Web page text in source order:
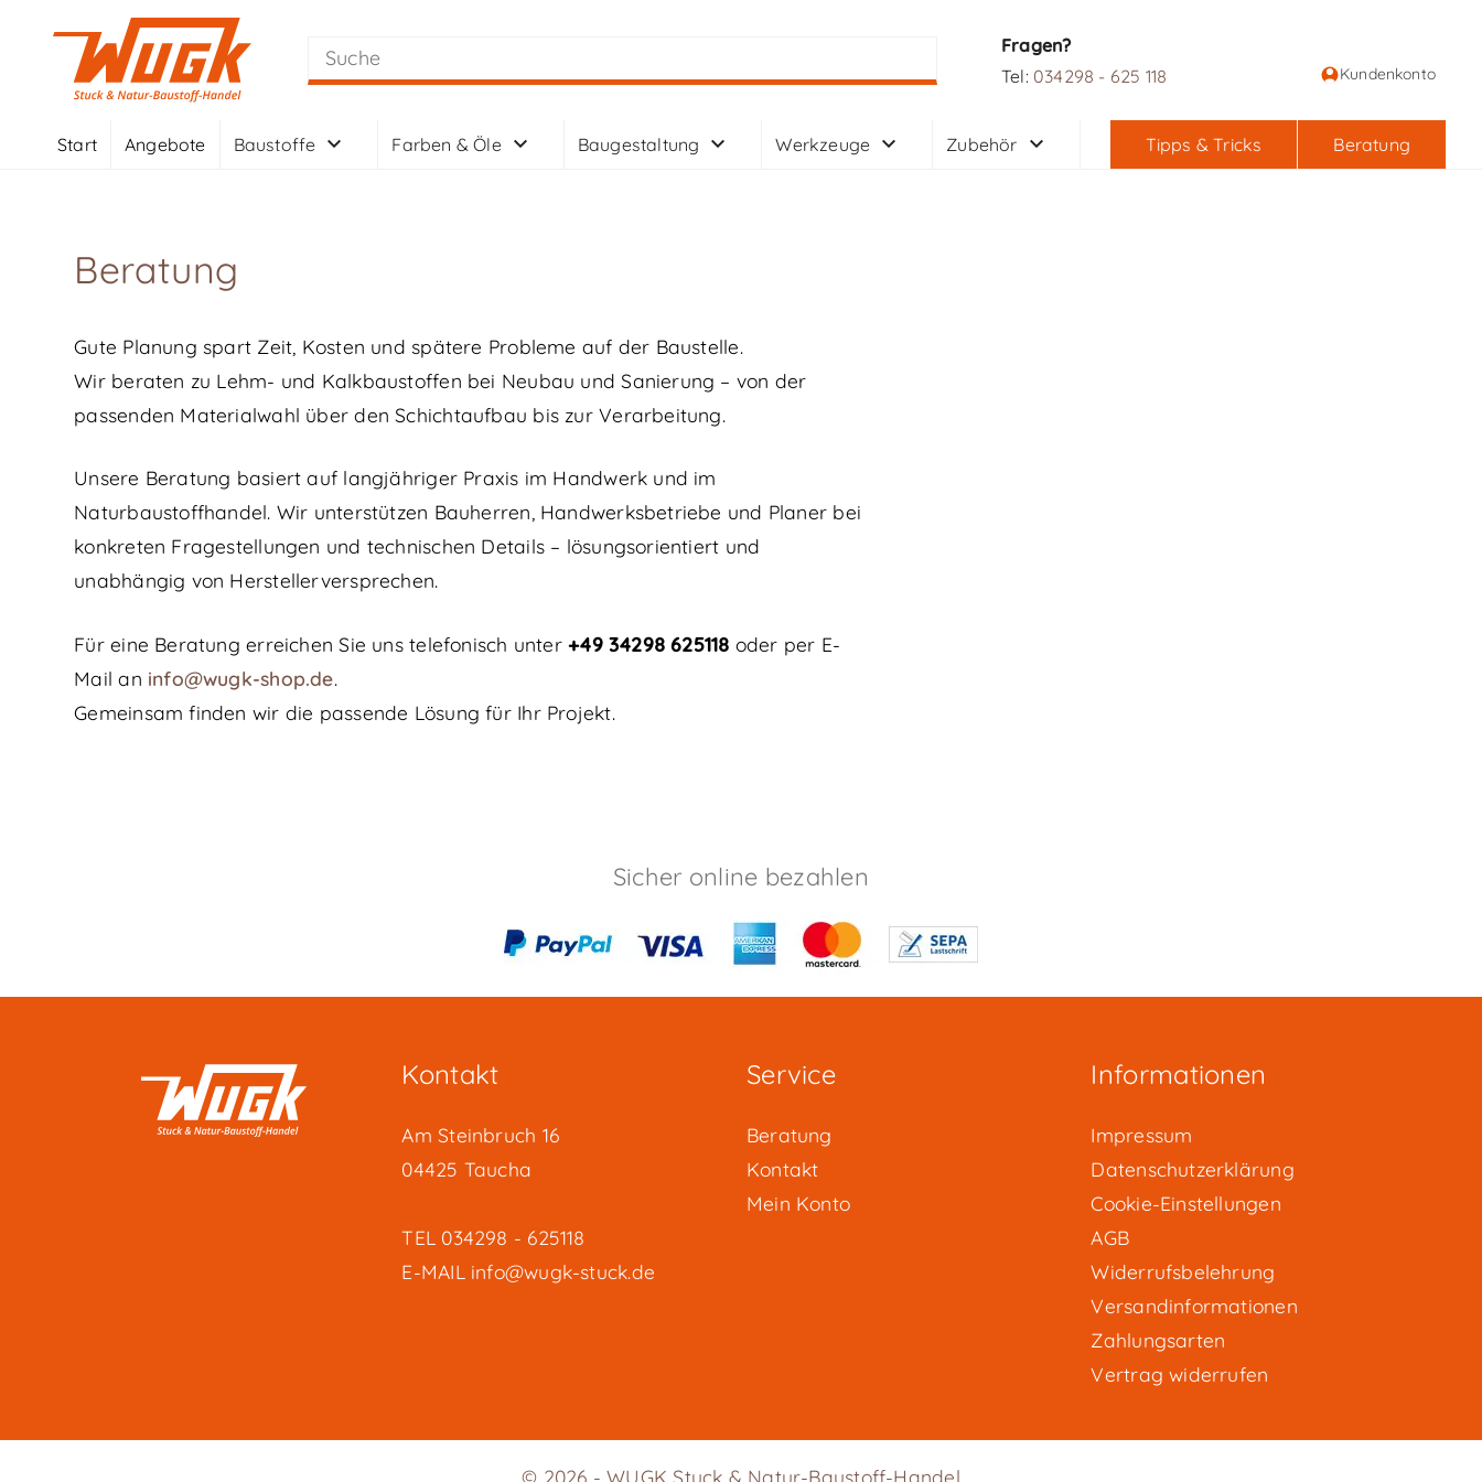
Kundenkonto
Fragen?
Tel: 034298 - 625 118
Start Angebote Baustoffe Farben & Öle Baugestaltung Werkzeuge Zubehör Tipps & Tricks Beratung
Beratung
Gute Planung spart Zeit, Kosten und spätere Probleme auf der Baustelle.
Wir beraten zu Lehm- und Kalkbaustoffen bei Neubau und Sanierung – von der
passenden Materialwahl über den Schichtaufbau bis zur Verarbeitung.
Unsere Beratung basiert auf langjähriger Praxis im Handwerk und im
Naturbaustoffhandel. Wir unterstützen Bauherren, Handwerksbetriebe und Planer bei
konkreten Fragestellungen und technischen Details – lösungsorientiert und
unabhängig von Herstellerversprechen.
Für eine Beratung erreichen Sie uns telefonisch unter+49 34298 625118 oder per E-
Mail an info@wugk-shop.de.
Gemeinsam finden wir die passende Lösung für Ihr Projekt.
Sicher online bezahlen
Kontakt
Am Steinbruch 16
04425 Taucha
TEL 034298 - 625118
E-MAIL info@wugk-stuck.de
Service
Beratung
Kontakt
Mein Konto
Informationen
Impressum
Datenschutzerklärung
Cookie-Einstellungen
AGB
Widerrufsbelehrung
Versandinformationen
Zahlungsarten
Vertrag widerrufen
© 2026 - WUGK Stuck & Natur-Baustoff-Handel